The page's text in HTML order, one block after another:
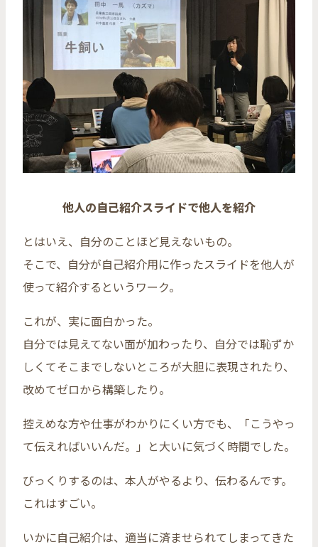
他人の自己紹介スライドで他人を紹介
とはいえ、自分のことほど見えないもの。
そこで、自分が自己紹介用に作ったスライドを他人が
使って紹介するというワーク。
これが、実に面白かった。
自分では見えてない面が加わったり、自分では恥ずか
しくてそこまでしないところが大胆に表現されたり、
改めてゼロから構築したり。
控えめな方や仕事がわかりにくい方でも、「こうやっ
て伝えればいいんだ。」と大いに気づく時間でした。
びっくりするのは、本人がやるより、伝わるんです。
これはすごい。
いかに自己紹介は、適当に済ませられてしまってきた